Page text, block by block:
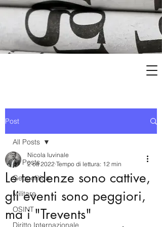
Post
All Posts
Geopolitica
Militare
OSINT
Diritto Internazionale
All Posts
Le tendenze sono cattive,
gli eventi sono peggiori,
ma i "Trevents"
Nicola Iuvinale
2 ott 2022 Tempo di lettura: 12 min